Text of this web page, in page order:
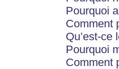
Pourquoi
Comment
Qu’est-ce
Pourquoi
Comment